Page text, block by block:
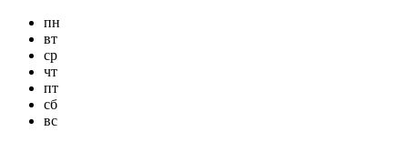
пн
вт
ср
чт
пт
сб
вс